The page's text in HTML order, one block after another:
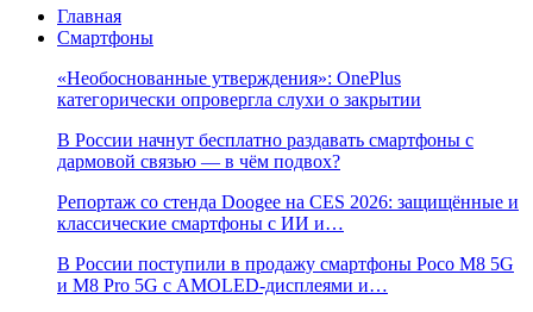
Главная
Смартфоны
«Необоснованные утверждения»: OnePlus
категорически опровергла слухи о закрытии
В России начнут бесплатно раздавать смартфоны с
дармовой связью — в чём подвох?
Репортаж со стенда Doogee на CES 2026: защищённые и
классические смартфоны с ИИ и…
В России поступили в продажу смартфоны Poco M8 5G
и M8 Pro 5G с AMOLED-дисплеями и…